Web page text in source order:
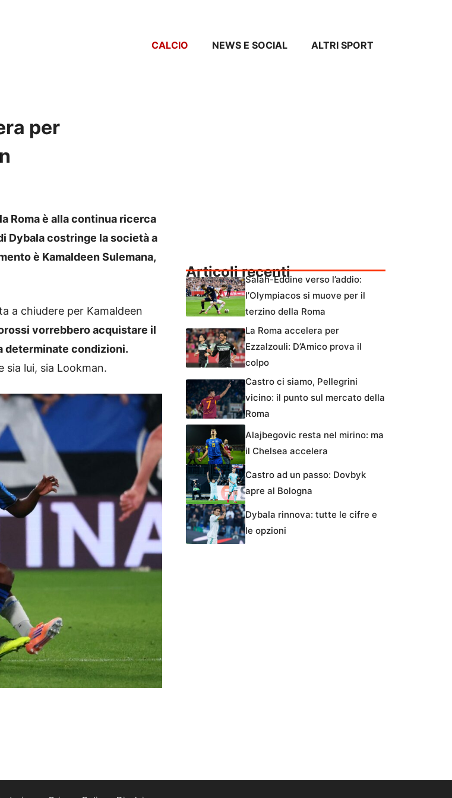
CALCIO NEWS E SOCIAL ALTRI SPORT
per
Roma è alla continua ricerca
Dybala costringe la società a
è Kamaldeen Sulemana,
a chiudere per Kamaldeen
vorrebbero acquistare il
determinate condizioni.
sia lui, sia Lookman.
Articoli recentiSalah-Eddine verso l’addio:
l’Olympiacos si muove per il
terzino della Roma
La Roma accelera per
Ezzalzouli: D’Amico prova il
colpo
Castro ci siamo, Pellegrini
vicino: il punto sul mercato della
Roma
Alajbegovic resta nel mirino: ma
il Chelsea accelera
Castro ad un passo: Dovbyk
apre al Bologna
Dybala rinnova: tutte le cifre e
le opzioni